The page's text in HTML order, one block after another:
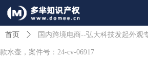
首页 ꄲ 国内跨境电商--弘大科技发起外观
款水壶，案件号：24-cv-06917